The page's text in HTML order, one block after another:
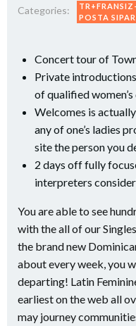
Categories:
POSTA
Concert tour of
Private
of qualified
Welcomes is
any of one’s ladies
site the person you
2 days off fully
interpreters
You are able to see
with the all of our
the brand new
about every week, you
departing! Latin
earliest on the web all
may journey